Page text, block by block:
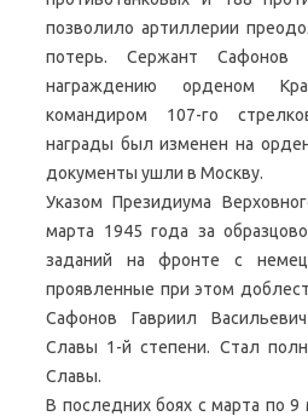
позволило артиллерии
потерь. Сержант Сафонов
награждению орденом
командиром 107-го
награды был изменен на
документы ушли в Москву.
Указом Президиума
марта 1945 года за
заданий на фронте с
проявленные при этом
Сафонов Гавриил
Славы 1-й степени. Стал
Славы.
В последних боях с марта по 9